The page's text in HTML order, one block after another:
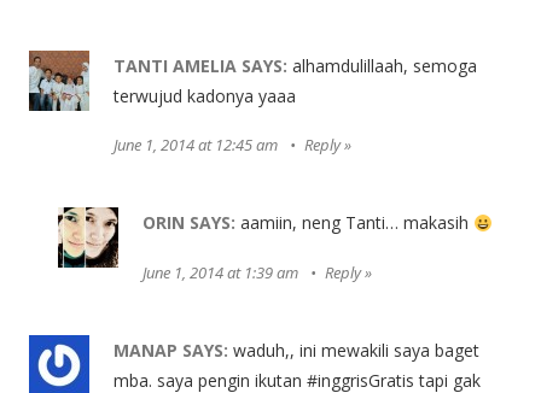
TANTI AMELIA SAYS: alhamdulillaah, semoga
terwujud kadonya yaaa
June 1, 2014 at 12:45 am Reply
ORIN SAYS: aamiin, neng Tanti… makasih
June 1, 2014 at 1:39 am Reply
MANAP SAYS: waduh,, ini mewakili saya baget
mba. saya pengin ikutan #inggrisGratis tapi gak